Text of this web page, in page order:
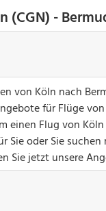
(CGN) -
von Köln nach
für Flüge
einen Flug von
Sie oder Sie
Sie jetzt unsere